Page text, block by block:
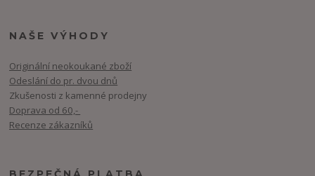
NAŠE VÝHODY
Originální neokoukané zboží
Odeslání do pr. dvou dnů
Zkušenosti z kamenné prodejny
Doprava od 60,-
Recenze zákazníků